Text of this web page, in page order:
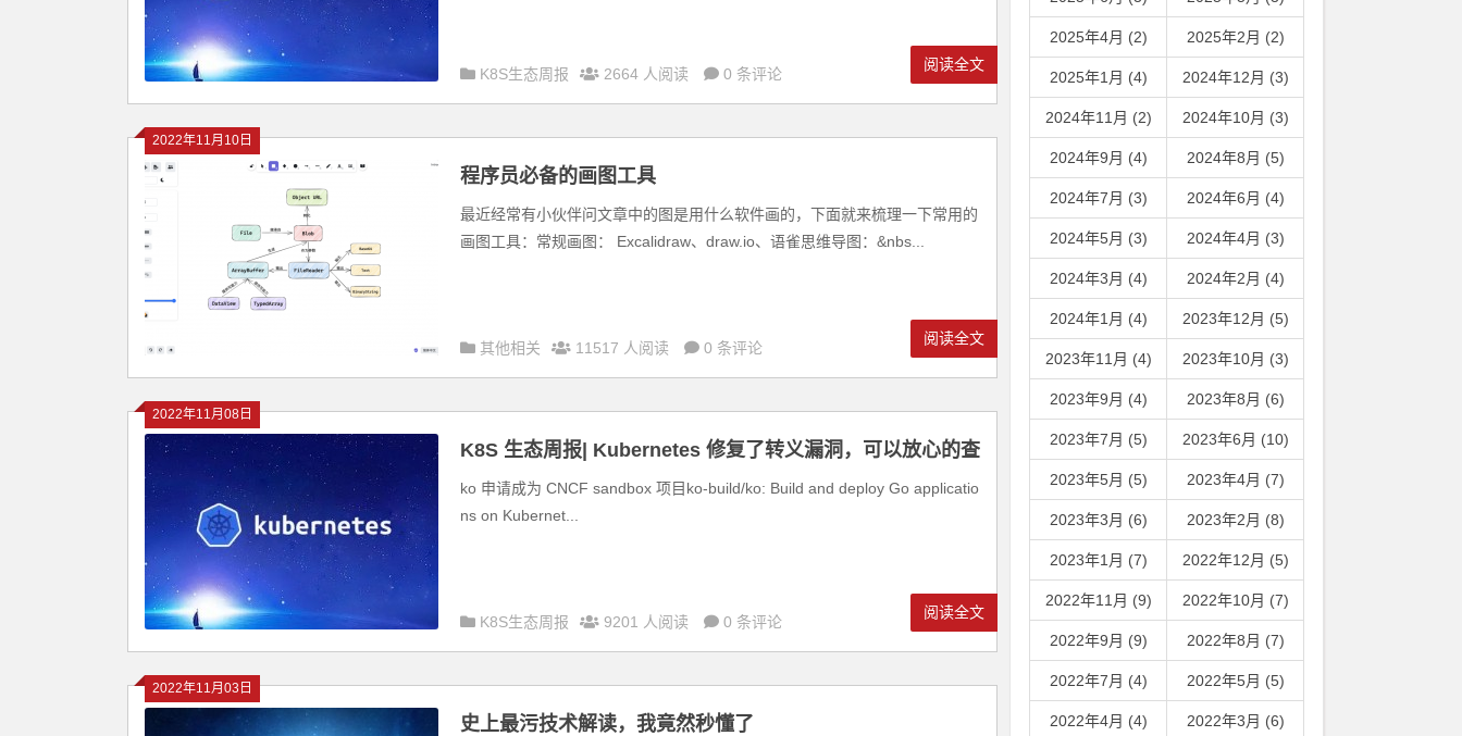
K8S生态周报 2664 人阅读 0 条评论
阅读全文
2022年11月10日
程序员必备的画图工具
最近经常有小伙伴问文章中的图是用什么软件画的，下面就来梳理一下常用的
画图工具：常规画图： Excalidraw、draw.io、语雀思维导图：&nbs...
其他相关 11517 人阅读 0 条评论
阅读全文
2022年11月08日
K8S 生态周报| Kubernetes 修复了转义漏洞，可以放心的查
看资源了
ko 申请成为 CNCF sandbox 项目ko-build/ko: Build and deploy Go applicatio
ns on Kubernet...
K8S生态周报 9201 人阅读 0 条评论
阅读全文
2022年11月03日
史上最污技术解读，我竟然秒懂了
2025年4月 (2) 2025年2月 (2)
2025年1月 (4) 2024年12月 (3)
2024年11月 (2) 2024年10月 (3)
2024年9月 (4) 2024年8月 (5)
2024年7月 (3) 2024年6月 (4)
2024年5月 (3) 2024年4月 (3)
2024年3月 (4) 2024年2月 (4)
2024年1月 (4) 2023年12月 (5)
2023年11月 (4) 2023年10月 (3)
2023年9月 (4) 2023年8月 (6)
2023年7月 (5) 2023年6月 (10)
2023年5月 (5) 2023年4月 (7)
2023年3月 (6) 2023年2月 (8)
2023年1月 (7) 2022年12月 (5)
2022年11月 (9) 2022年10月 (7)
2022年9月 (9) 2022年8月 (7)
2022年7月 (4) 2022年5月 (5)
2022年4月 (4) 2022年3月 (6)